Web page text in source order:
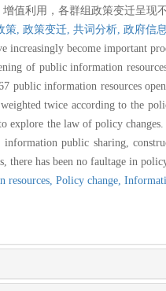
值利用，各群组政策变迁呈
策, 政策变迁, 共词分析, 政府信
increasingly become important
of public information
public information resources
weighted twice according to the
explore the law of policy
public sharing,
there has been no faultage in
resources, Policy change,